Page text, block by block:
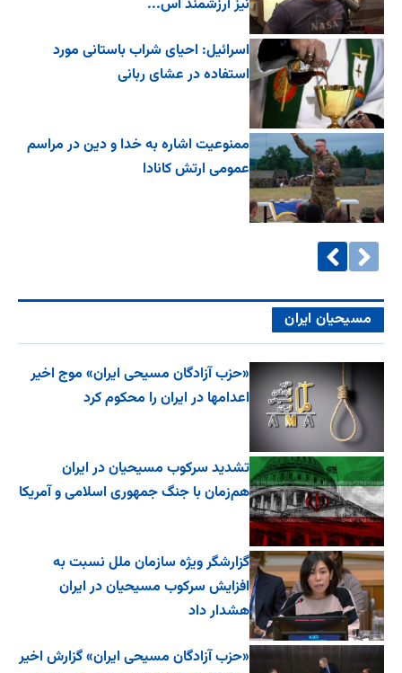
نیز ارزشمند اس...
اسرائیل: احیای شراب باستانی مورد
استفاده در عشای ربانی
ممنوعیت اشاره به خدا و دین در مراسم
عمومی ارتش کانادا
مسیحیان ایران
«حزب آزادگان مسیحی ایران» موج اخیر
اعدامها در ایران را محکوم کرد
تشدید سرکوب مسیحیان در ایران
هم‌زمان با جنگ جمهوری اسلامی و آمریکا
گزارشگر ویژه سازمان ملل نسبت به
افزایش سرکوب مسیحیان در ایران
هشدار داد
«حزب آزادگان مسیحی ایران» گزارش اخیر